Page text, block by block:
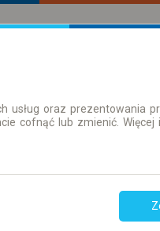
przesiadek
Tylko bilet
usług oraz prezentowania
cofnąć lub zmienić. Więcej